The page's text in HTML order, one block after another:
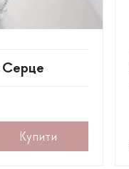
Серце
Купити